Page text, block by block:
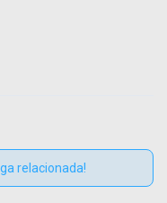
relacionada!